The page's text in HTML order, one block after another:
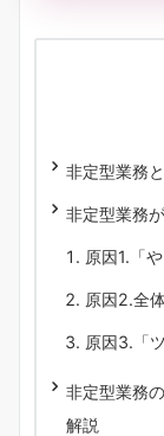
非定型業務
非定型業務
原因1.「
原因2.全
原因3.「
非定型業務
解説